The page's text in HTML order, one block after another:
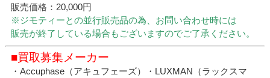
販売価格：20,000円
※ジモティーとの並行販売品の為、お問い合わせ時には
販売が終了している場合もございますのでご了承ください。
■買取募集メーカー
・Accuphase（アキュフェーズ）・LUXMAN（ラックスマ